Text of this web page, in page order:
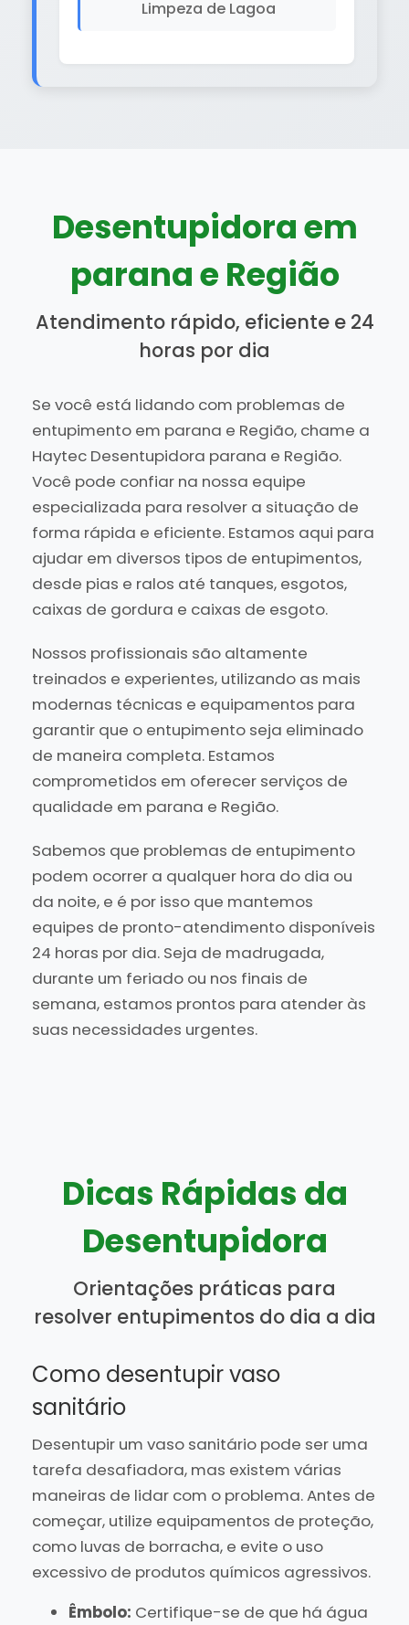
Limpeza de Lagoa
Desentupidora em
parana e Região
Atendimento rápido, eficiente e 24
horas por dia
Se você está lidando com problemas de
entupimento em parana e Região, chame a
Haytec Desentupidora parana e Região.
Você pode confiar na nossa equipe
especializada para resolver a situação de
forma rápida e eficiente. Estamos aqui para
ajudar em diversos tipos de entupimentos,
desde pias e ralos até tanques, esgotos,
caixas de gordura e caixas de esgoto.
Nossos profissionais são altamente
treinados e experientes, utilizando as mais
modernas técnicas e equipamentos para
garantir que o entupimento seja eliminado
de maneira completa. Estamos
comprometidos em oferecer serviços de
qualidade em parana e Região.
Sabemos que problemas de entupimento
podem ocorrer a qualquer hora do dia ou
da noite, e é por isso que mantemos
equipes de pronto-atendimento disponíveis
24 horas por dia. Seja de madrugada,
durante um feriado ou nos finais de
semana, estamos prontos para atender às
suas necessidades urgentes.
Dicas Rápidas da
Desentupidora
Orientações práticas para
resolver entupimentos do dia a dia
Como desentupir vaso
sanitário
Desentupir um vaso sanitário pode ser uma
tarefa desafiadora, mas existem várias
maneiras de lidar com o problema. Antes de
começar, utilize equipamentos de proteção,
como luvas de borracha, e evite o uso
excessivo de produtos químicos agressivos.
Êmbolo: Certifique-se de que há água